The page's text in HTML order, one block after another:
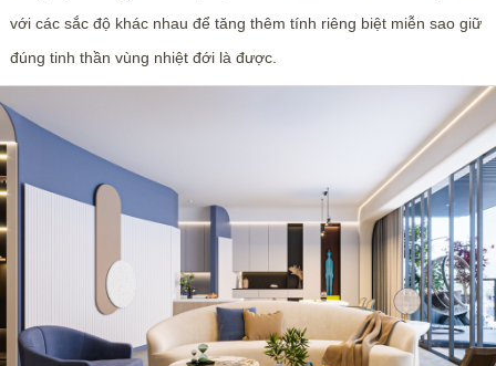
với các sắc độ khác nhau để tăng thêm tính riêng biệt miễn sao giữ
đúng tinh thần vùng nhiệt đới là được.